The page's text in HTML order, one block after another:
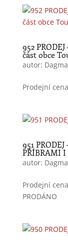
952
část obce
autor:
Prodejní
951
PŘÍBRAMI I
autor:
Prodejní
PRODÁNO
Technické
cookies jsou
nezbytné
fungování
webu a
nabízí. Jsou
odpovědné